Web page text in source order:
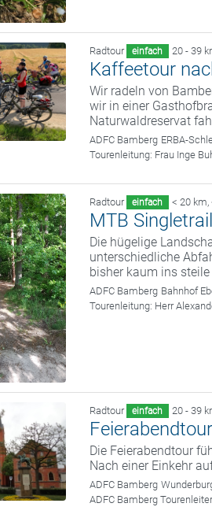
Radtour einfach 20 - 39
Kaffeetour
Wir radeln von
wir in einer
Naturwaldreservat
ADFC Bamberg ERBA-
Tourenleitung: Frau Inge
Radtour einfach < 20 km,
MTB
Die hügelige
unterschiedliche
bisher kaum ins
ADFC Bamberg Bahnhof
Tourenleitung: Herr
Radtour einfach 20 - 39
Die Feierabendtour
Nach einer Einkehr
ADFC Bamberg
ADFC Bamberg